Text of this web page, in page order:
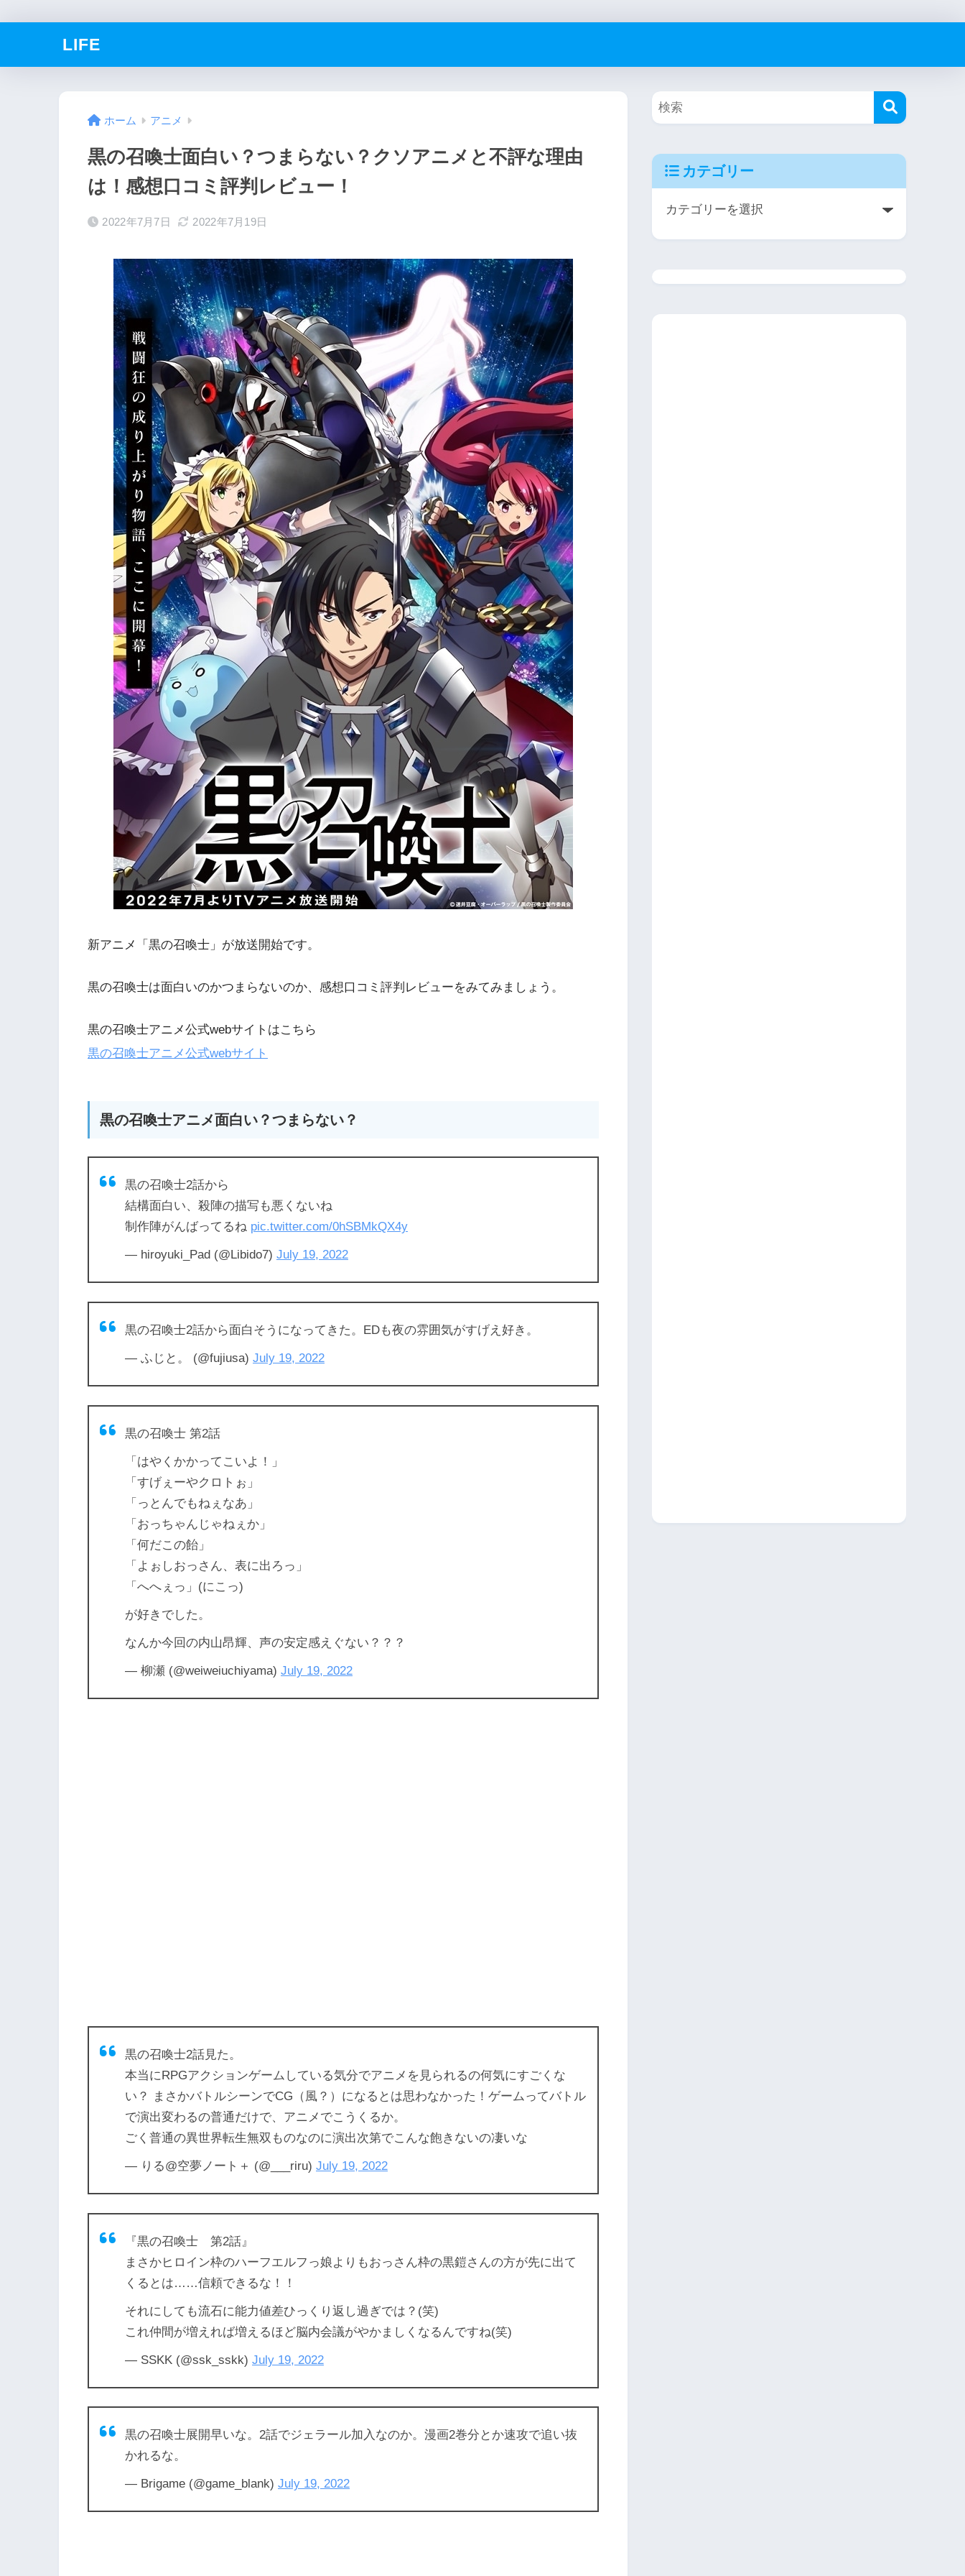
LIFE
ホーム アニメ
黒の召喚士面白い？つまらない？クソアニメと不評な理由
は！感想口コミ評判レビュー！
2022年7月7日 2022年7月19日
新アニメ「黒の召喚士」が放送開始です。
黒の召喚士は面白いのかつまらないのか、感想口コミ評判レビューをみてみましょう。
黒の召喚士アニメ公式webサイトはこちら
黒の召喚士アニメ公式webサイト
黒の召喚士アニメ面白い？つまらない？
黒の召喚士2話から
結構面白い、殺陣の描写も悪くないね
制作陣がんばってるね pic.twitter.com/0hSBMkQX4y
— hiroyuki_Pad (@Libido7) July 19, 2022
黒の召喚士2話から面白そうになってきた。EDも夜の雰囲気がすげえ好き。
— ふじと。 (@fujiusa) July 19, 2022
黒の召喚士 第2話
「はやくかかってこいよ！」
「すげぇーやクロトぉ」
「っとんでもねぇなあ」
「おっちゃんじゃねぇか」
「何だこの飴」
「よぉしおっさん、表に出ろっ」
「へへぇっ」(にこっ)
が好きでした。
なんか今回の内山昂輝、声の安定感えぐない？？？
— 柳瀬 (@weiweiuchiyama) July 19, 2022
黒の召喚士2話見た。
本当にRPGアクションゲームしている気分でアニメを見られるの何気にすごくな
い？ まさかバトルシーンでCG（風？）になるとは思わなかった！ゲームってバトル
で演出変わるの普通だけで、アニメでこうくるか。
ごく普通の異世界転生無双ものなのに演出次第でこんな飽きないの凄いな
— りる@空夢ノート＋ (@___riru) July 19, 2022
『黒の召喚士 第2話』
まさかヒロイン枠のハーフエルフっ娘よりもおっさん枠の黒鎧さんの方が先に出て
くるとは……信頼できるな！！
それにしても流石に能力値差ひっくり返し過ぎでは？(笑)
これ仲間が増えれば増えるほど脳内会議がやかましくなるんですね(笑)
— SSKK (@ssk_sskk) July 19, 2022
黒の召喚士展開早いな。2話でジェラール加入なのか。漫画2巻分とか速攻で追い抜
かれるな。
— Brigame (@game_blank) July 19, 2022
カテゴリー